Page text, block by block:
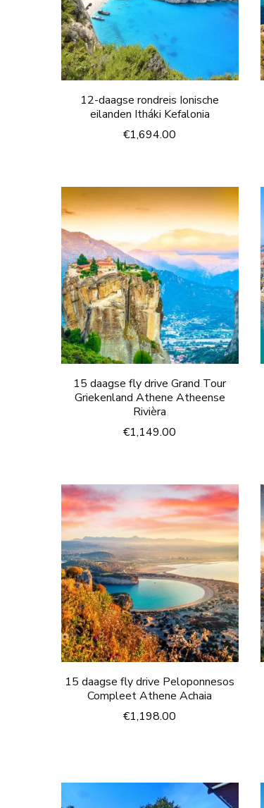
12-daagse rondreis Ionische
eilanden Itháki Kefalonia
€1,694.00
15 daagse fly drive Grand Tour
Griekenland Athene Atheense
Rivièra
€1,149.00
15 daagse fly drive Peloponnesos
Compleet Athene Achaia
€1,198.00